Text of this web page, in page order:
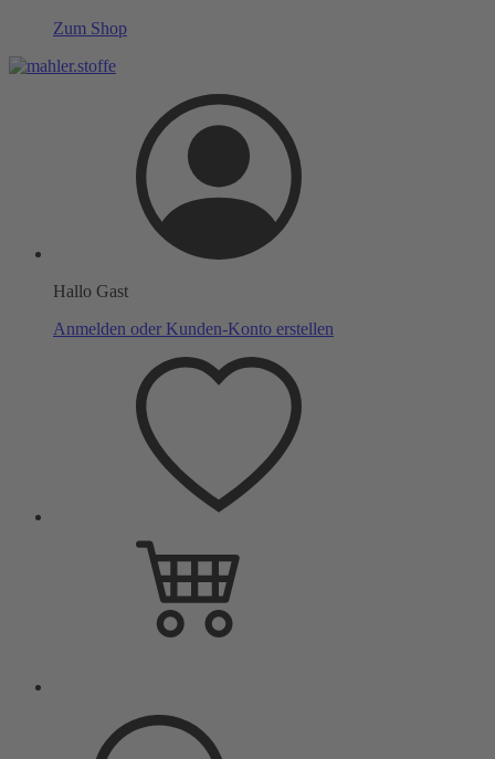
Zum Shop
Hallo Gast
Anmelden oder Kunden-Konto erstellen